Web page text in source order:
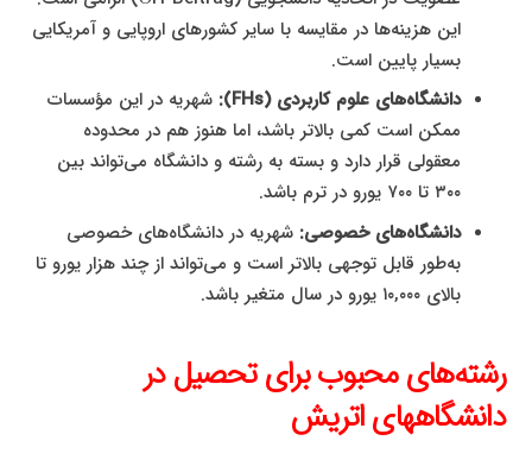
این هزینه‌ها در مقایسه با سایر کشورهای اروپایی و آمریکایی
بسیار پایین است.
دانشگاه‌های علوم کاربردی (FHs):
شهریه در این مؤسسات
ممکن است کمی بالاتر باشد، اما هنوز هم در محدوده
معقولی قرار دارد و بسته به رشته و دانشگاه می‌تواند بین
۳۰۰ تا ۷۰۰ یورو در ترم باشد.
دانشگاه‌های خصوصی: شهریه در دانشگاه‌های خصوصی
به‌طور قابل توجهی بالاتر است و می‌تواند از چند هزار یورو تا
بالای ۱۰,۰۰۰ یورو در سال متغیر باشد.
رشته‌های محبوب برای تحصیل در
دانشگاههای اتریش